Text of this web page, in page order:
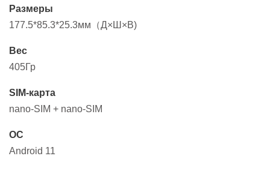
Размеры
177.5*85.3*25.3мм（Д×Ш×В)
Вес
405Гр
SIM-карта
nano-SIM + nano-SIM
ОС
Android 11